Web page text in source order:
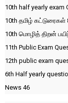
10th half yearly exam
10th தமிழ் கட்டுரைகள்
10th மொழித் திறன்
11th Public Exam
12th public exam
6th Half yearly
News 46